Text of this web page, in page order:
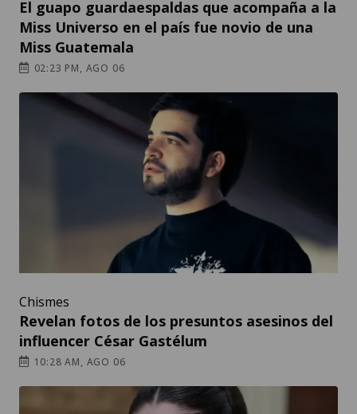
El guapo guardaespaldas que acompaña a la
Miss Universo en el país fue novio de una
Miss Guatemala
02:23 PM, AGO 06
Chismes
Revelan fotos de los presuntos asesinos del
influencer César Gastélum
10:28 AM, AGO 06